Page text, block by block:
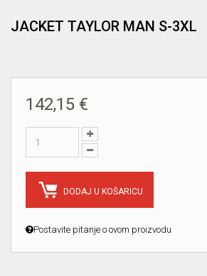
JACKET TAYLOR MAN S-3XL
142,15 €
DODAJ U KOŠARICU
Postavite pitanje o ovom proizvodu